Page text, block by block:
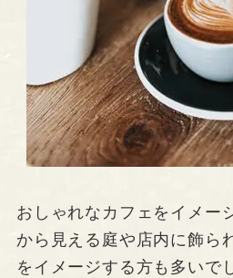
おしゃれなカフェをイメー
から見える庭や店内に飾ら
をイメージする方も多いで